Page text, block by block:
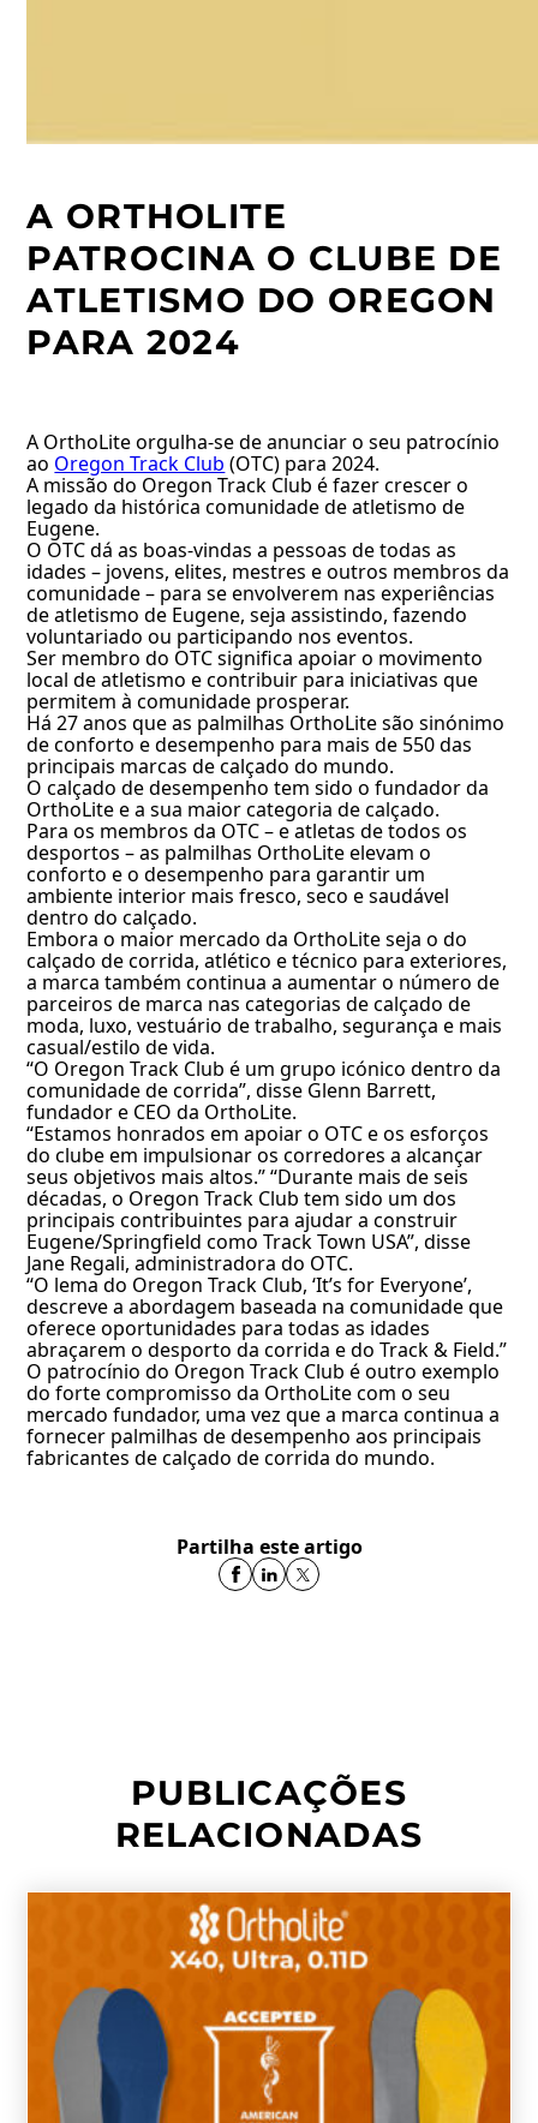
A ORTHOLITE
PATROCINA O CLUBE DE
ATLETISMO DO OREGON
PARA 2024
A OrthoLite orgulha-se de anunciar o seu patrocínio
ao Oregon Track Club (OTC) para 2024.
A missão do Oregon Track Club é fazer crescer o
legado da histórica comunidade de atletismo de
Eugene.
O OTC dá as boas-vindas a pessoas de todas as
idades – jovens, elites, mestres e outros membros da
comunidade – para se envolverem nas experiências
de atletismo de Eugene, seja assistindo, fazendo
voluntariado ou participando nos eventos.
Ser membro do OTC significa apoiar o movimento
local de atletismo e contribuir para iniciativas que
permitem à comunidade prosperar.
Há 27 anos que as palmilhas OrthoLite são sinónimo
de conforto e desempenho para mais de 550 das
principais marcas de calçado do mundo.
O calçado de desempenho tem sido o fundador da
OrthoLite e a sua maior categoria de calçado.
Para os membros da OTC – e atletas de todos os
desportos – as palmilhas OrthoLite elevam o
conforto e o desempenho para garantir um
ambiente interior mais fresco, seco e saudável
dentro do calçado.
Embora o maior mercado da OrthoLite seja o do
calçado de corrida, atlético e técnico para exteriores,
a marca também continua a aumentar o número de
parceiros de marca nas categorias de calçado de
moda, luxo, vestuário de trabalho, segurança e mais
casual/estilo de vida.
“O Oregon Track Club é um grupo icónico dentro da
comunidade de corrida”, disse Glenn Barrett,
fundador e CEO da OrthoLite.
“Estamos honrados em apoiar o OTC e os esforços
do clube em impulsionar os corredores a alcançar
seus objetivos mais altos.” “Durante mais de seis
décadas, o Oregon Track Club tem sido um dos
principais contribuintes para ajudar a construir
Eugene/Springfield como Track Town USA”, disse
Jane Regali, administradora do OTC.
“O lema do Oregon Track Club, ‘It’s for Everyone’,
descreve a abordagem baseada na comunidade que
oferece oportunidades para todas as idades
abraçarem o desporto da corrida e do Track & Field.”
O patrocínio do Oregon Track Club é outro exemplo
do forte compromisso da OrthoLite com o seu
mercado fundador, uma vez que a marca continua a
fornecer palmilhas de desempenho aos principais
fabricantes de calçado de corrida do mundo.
Partilha este artigo
PUBLICAÇÕES
RELACIONADAS